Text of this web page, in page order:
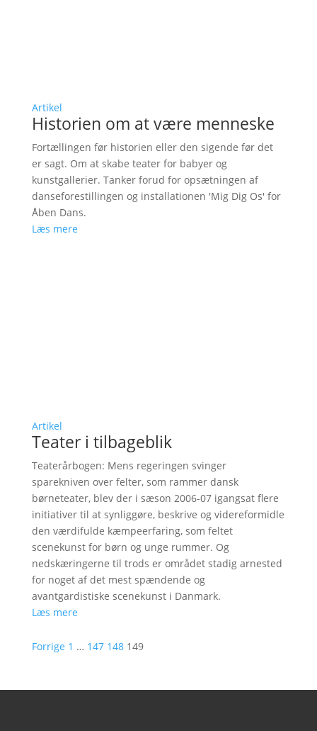
Artikel
Historien om at være menneske
Fortællingen før historien eller den sigende før det
er sagt. Om at skabe teater for babyer og
kunstgallerier. Tanker forud for opsætningen af
danseforestillingen og installationen 'Mig Dig Os' for
Åben Dans.
Læs mere
Artikel
Teater i tilbageblik
Teaterårbogen: Mens regeringen svinger
sparekniven over felter, som rammer dansk
børneteater, blev der i sæson 2006-07 igangsat flere
initiativer til at synliggøre, beskrive og videreformidle
den værdifulde kæmpeerfaring, som feltet
scenekunst for børn og unge rummer. Og
nedskæringerne til trods er området stadig arnested
for noget af det mest spændende og
avantgardistiske scenekunst i Danmark.
Læs mere
Forrige 1 … 147 148 149